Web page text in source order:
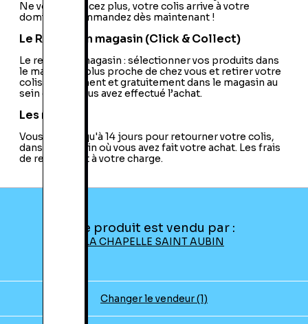
Ne vous déplacez plus, votre colis arrive à votre
domicile ! Commandez dès maintenant !
Le Retrait en magasin (Click & Collect)
Le retrait en magasin : sélectionner vos produits dans
le magasin le plus proche de chez vous et retirer votre
colis directement et gratuitement dans le magasin au
sein duquel vous avez effectué l’achat.
Les retours
Vous avez jusqu'à 14 jours pour retourner votre colis,
dans le magasin où vous avez fait votre achat. Les frais
de retour sont à votre charge.
Ce produit est vendu par :
LA CHAPELLE SAINT AUBIN
Changer le vendeur (1)